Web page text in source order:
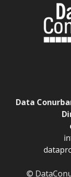
Data
©